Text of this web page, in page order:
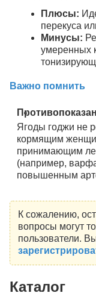
Плюсы:
перекуса
Минусы:
умеренных
Важно помнить
Ягоды годжи не
кормящим
принимающим
(например,
повышенным
К сожалению,
вопросы могут
пользователи.
Каталог